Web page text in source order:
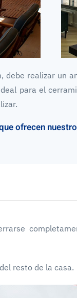
debe realizar un
para el
ofrecen
resto de la casa.